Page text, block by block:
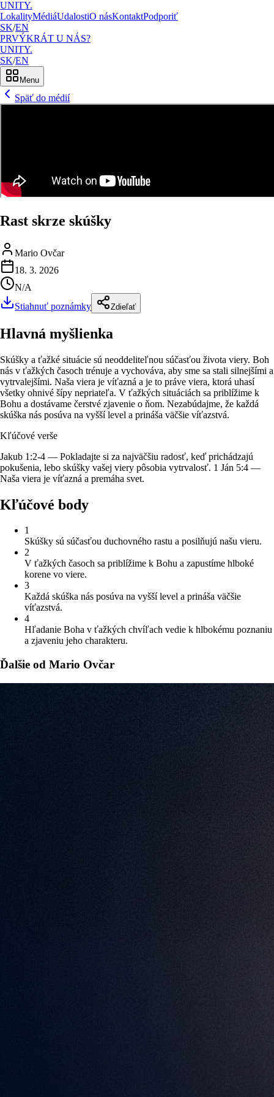
UNITY.
LokalityMédiáUdalostiO násKontaktPodporiť
SK/EN
PRVÝKRÁT U NÁS?
UNITY.
SK/EN
Menu
Späť do médií
Rast skrze skúšky
Mario Ovčar
18. 3. 2026
N/A
Stiahnuť poznámky
Zdieľať
Hlavná myšlienka
Skúšky a ťažké situácie sú neoddeliteľnou súčasťou života viery. Boh
nás v ťažkých časoch trénuje a vychováva, aby sme sa stali silnejšími a
vytrvalejšími. Naša viera je víťazná a je to práve viera, ktorá uhasí
všetky ohnivé šípy nepriateľa. V ťažkých situáciách sa priblížime k
Bohu a dostávame čerstvé zjavenie o ňom. Nezabúdajme, že každá
skúška nás posúva na vyšší level a prináša väčšie víťazstvá.
Kľúčové verše
Jakub 1:2-4 — Pokladajte si za najväčšiu radosť, keď prichádzajú
pokušenia, lebo skúšky vašej viery pôsobia vytrvalosť. 1 Ján 5:4 —
Naša viera je víťazná a premáha svet.
Kľúčové body
1
Skúšky sú súčasťou duchovného rastu a posilňujú našu vieru.
2
V ťažkých časoch sa priblížime k Bohu a zapustíme hlboké
korene vo viere.
3
Každá skúška nás posúva na vyšší level a prináša väčšie
víťazstvá.
4
Hľadanie Boha v ťažkých chvíľach vedie k hlbokému poznaniu
a zjaveniu jeho charakteru.
Ďalšie od Mario Ovčar